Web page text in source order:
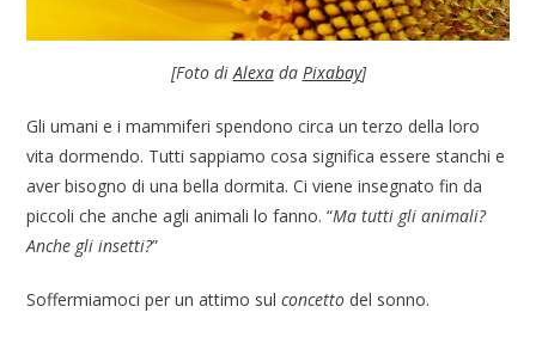
[Foto diAlexada Pixabay]
Gli umani e i mammiferi spendono circa un terzo della loro
vita dormendo. Tutti sappiamo cosa significa essere stanchi e
aver bisogno di una bella dormita. Ci viene insegnato fin da
piccoli che anche agli animali lo fanno. “Ma tutti gli animali?
Anche gli insetti?”
Soffermiamoci per un attimo sulconcetto del sonno.